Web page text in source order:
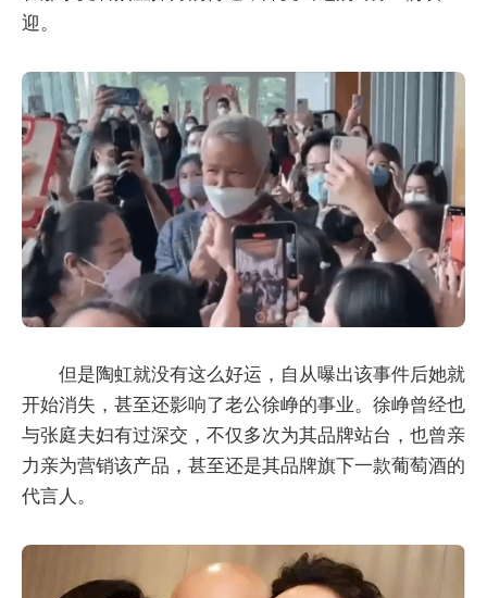
迎。
但是陶虹就没有这么好运，自从曝出该事件后她就
开始消失，甚至还影响了老公徐峥的事业。徐峥曾经也
与张庭夫妇有过深交，不仅多次为其品牌站台，也曾亲
力亲为营销该产品，甚至还是其品牌旗下一款葡萄酒的
代言人。